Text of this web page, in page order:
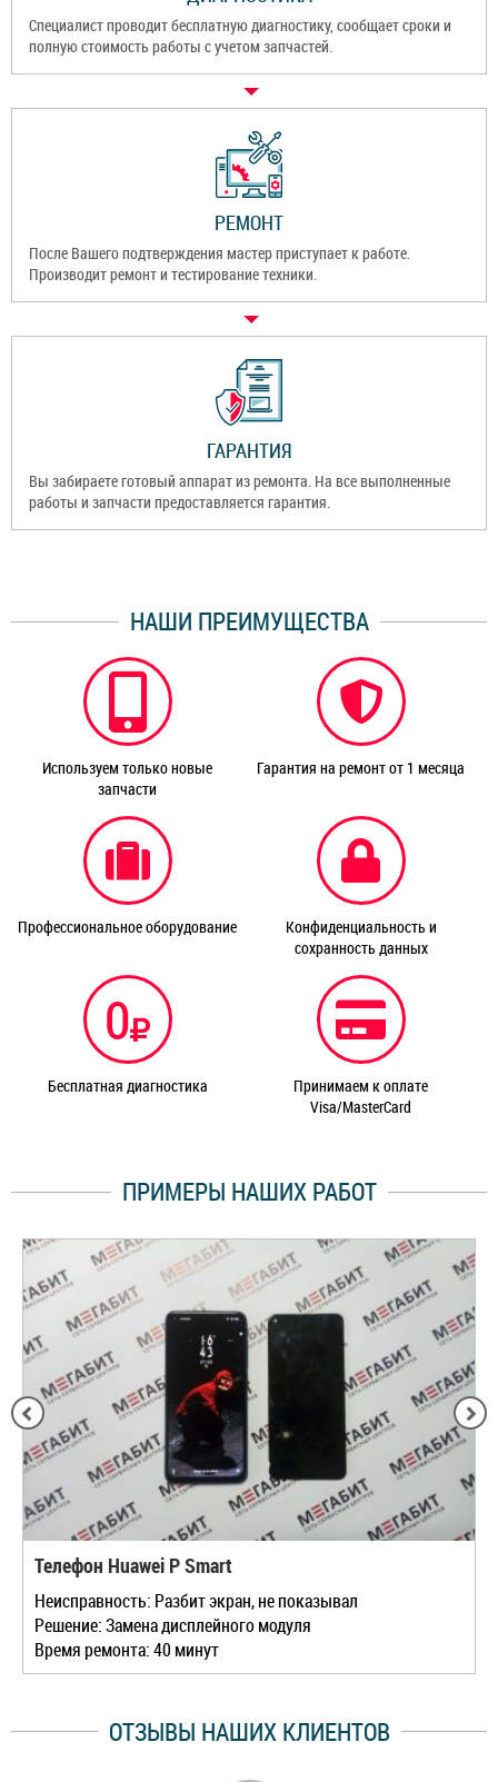
Специалист проводит бесплатную диагностику, сообщает сроки и
полную стоимость работы с учетом запчастей.
РЕМОНТ
После Вашего подтверждения мастер приступает к работе.
Производит ремонт и тестирование техники.
ГАРАНТИЯ
Вы забираете готовый аппарат из ремонта. На все выполненные
работы и запчасти предоставляется гарантия.
НАШИ ПРЕИМУЩЕСТВА
Используем только новые
запчасти
Гарантия на ремонт от 1 месяца
Профессиональное оборудование
Конфиденциальность и
сохранность данных
0
Бесплатная диагностика
Принимаем к оплате
Visa/MasterCard
ПРИМЕРЫ НАШИХ РАБОТ
Телефон Huawei P Smart
Неисправность: Разбит экран, не показывал
Решение: Замена дисплейного модуля
Время ремонта: 40 минут
ОТЗЫВЫ НАШИХ КЛИЕНТОВ